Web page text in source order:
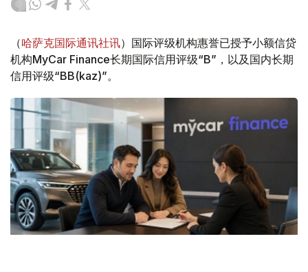
（哈萨克国际通讯社讯）国际评级机构惠誉已授予小额信贷
机构MyCar Finance长期国际信用评级“B”，以及国内长期
信用评级“BB(kaz)”。